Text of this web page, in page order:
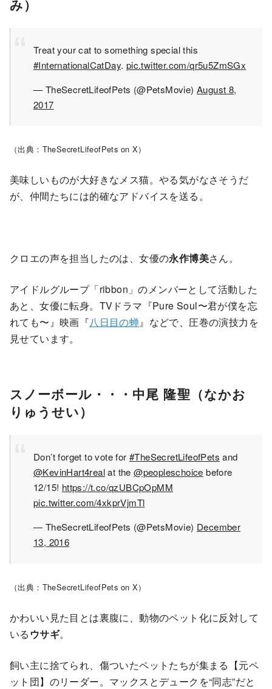
み）
Treat your cat to something special this
#InternationalCatDay. pic.twitter.com/qr5u5ZmSGx
— TheSecretLifeofPets (@PetsMovie) August 8,
2017
（出典：TheSecretLifeofPets on X）
美味しいものが大好きなメス猫。やる気がなさそうだ
が、仲間たちには的確なアドバイスを送る。
クロエの声を担当したのは、女優の永作博美さん。
アイドルグループ「ribbon」のメンバーとして活動した
あと、女優に転身。TVドラマ『Pure Soul〜君が僕を忘
れても〜』映画『八日目の蝉』などで、圧巻の演技力を
見せています。
スノーボール・・・中尾 隆聖（なかお
りゅうせい）
Don’t forget to vote for #TheSecretLifeofPets and
@KevinHart4realat the@peopleschoice before
12/15! https://t.co/qzUBCpOpMM
pic.twitter.com/4xkprVjmTl
— TheSecretLifeofPets (@PetsMovie) December
13, 2016
（出典：TheSecretLifeofPets on X）
かわいい見た目とは裏腹に、動物のペット化に反対して
いる ウサギ。
飼い主に捨てられ、傷ついたペットたちが集まる【元ペ
ット団】のリーダー。マックスとデュークを“同志”だと